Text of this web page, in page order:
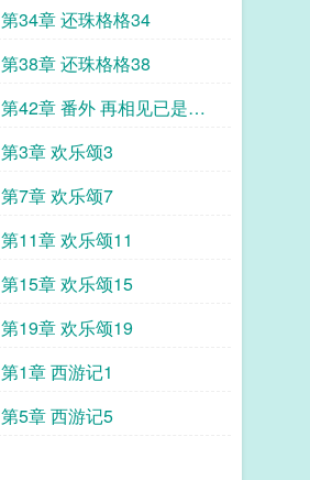
第34章 还珠格格34
第38章 还珠格格38
第42章 番外 再相见已是陌
生人
第3章 欢乐颂3
第7章 欢乐颂7
第11章 欢乐颂11
第15章 欢乐颂15
第19章 欢乐颂19
第1章 西游记1
第5章 西游记5